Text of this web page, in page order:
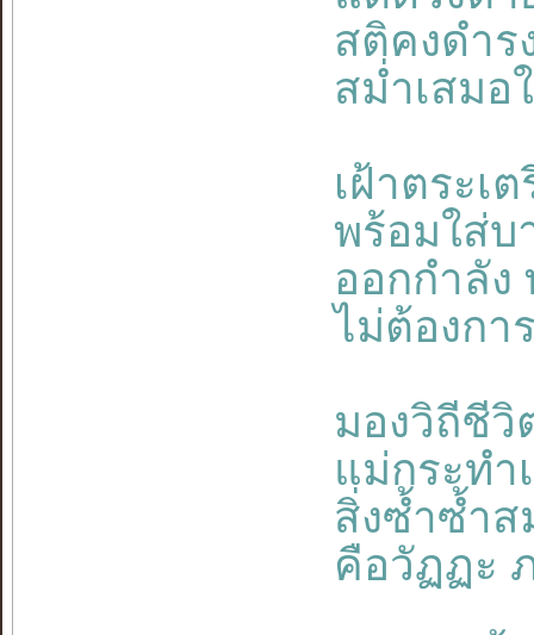
สติคงดำร
สม่ำเสมอ
เฝ้าตระเ
พร้อมใส่บ
ออกกำลั
ไม่ต้องกา
มองวิถีชีวิ
แม่กระทำ
สิ่งซ้ำซ้ำส
คือวัฏฏะ